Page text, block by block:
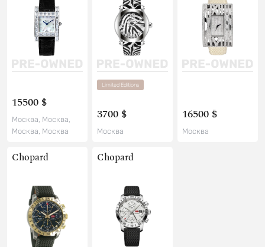
15500 $
Москва, Москва,
Москва, Москва
Limited Editions
3700 $
Москва
16500 $
Москва
Chopard Chopard